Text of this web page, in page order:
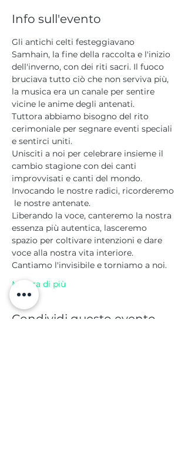
Info sull'evento
Gli antichi celti festeggiavano
Samhain, la fine della raccolta e l'inizio
dell'inverno, con dei riti sacri. Il fuoco
bruciava tutto ciò che non serviva più,
la musica era un canale per sentire
vicine le anime degli antenati.
Tuttora abbiamo bisogno del rito
cerimoniale per segnare eventi speciali
e sentirci uniti.
Unisciti a noi per celebrare insieme il
cambio stagione con dei canti
improvvisati e canti del mondo.
Invocando le nostre radici, ricorderemo
le nostre antenate.
Liberando la voce, canteremo la nostra
essenza più autentica, lasceremo
spazio per coltivare intenzioni e dare
voce alla nostra vita interiore.
Cantiamo l'invisibile e torniamo a noi.
Mostra di più
Condividi questo evento